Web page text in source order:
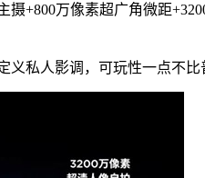
+800万像素超广角微距
私人影调，可玩性一点不比